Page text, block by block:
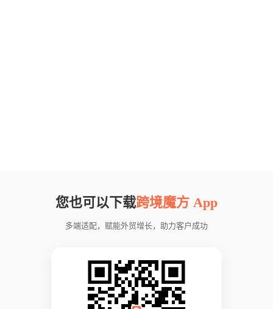
您也可以下载跨境魔方 App
多端适配，赋能外贸增长，助力客户成功